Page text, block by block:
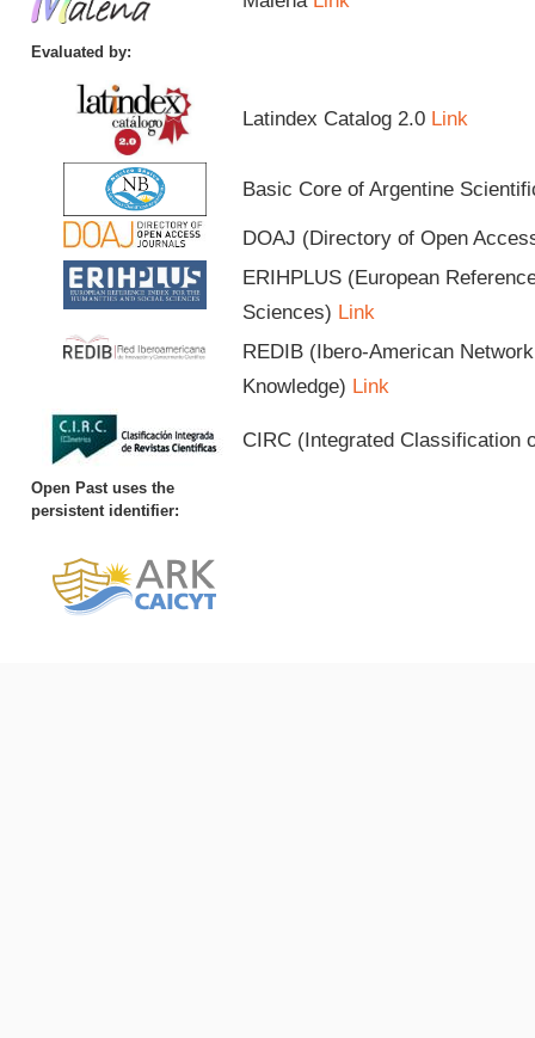
Evaluated by:
Latindex Catalog 2.0 Link
Basic Core of Argentine
DOAJ (Directory of Open
ERIHPLUS (European
Sciences) Link
REDIB (Ibero-American
Knowledge) Link
CIRC (Integrated Classification
Open Past uses the
persistent identifier: